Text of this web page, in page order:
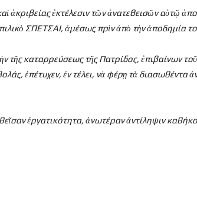
ὶἀκριβείαςἐκτέλεσιν τῶνἀνατεθεισῶν αὐτῷ
ὸ ΣΠΕΤΣΑΙ, ἀμέσως πρὶνἀπὸ τὴνἀποδημία το
ὴν τῆς καταρρεύσεως τῆς Πατρίδος, ἐπιβαίνων τοῦ
ἐπέτυχεν, ἐν τέλει, νὰ φέρῃ τὰ διασωθέντα
ῖσανἐργατικότητα, ἀνωτέρανἀντίληψιν